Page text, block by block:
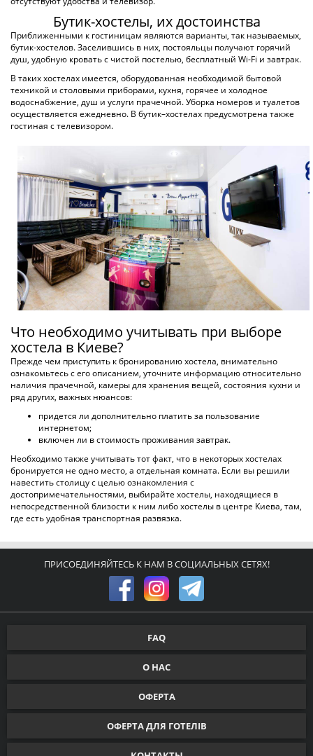
ХОСТЕЛ FOX HOSTEL KYIV
по 17 оценкам
Киев, Шовкуненко
4 км. до центра города
от 250 грн ПОДРОБНЕЕ
по 25 оценкам
Киев, Крещатик
1 км. до центра города
от 250 грн ПОДРОБНЕЕ
ХОСТЕЛ АЖУР
по 4 оценкам
Киев, Антона Цедика
6 км. до центра города
от 250 грн ПОДРОБНЕЕ
ХОСТЕЛ P2B HOSTEL & BAR
по 28 оценкам
Киев, Гончара
1 км. до центра города
от 250 грн ПОДРОБНЕЕ
ХОСТЕЛ VOROBEY
Киев, Генерала Геннадия Воробьева
от 250 грн ПОДРОБНЕЕ